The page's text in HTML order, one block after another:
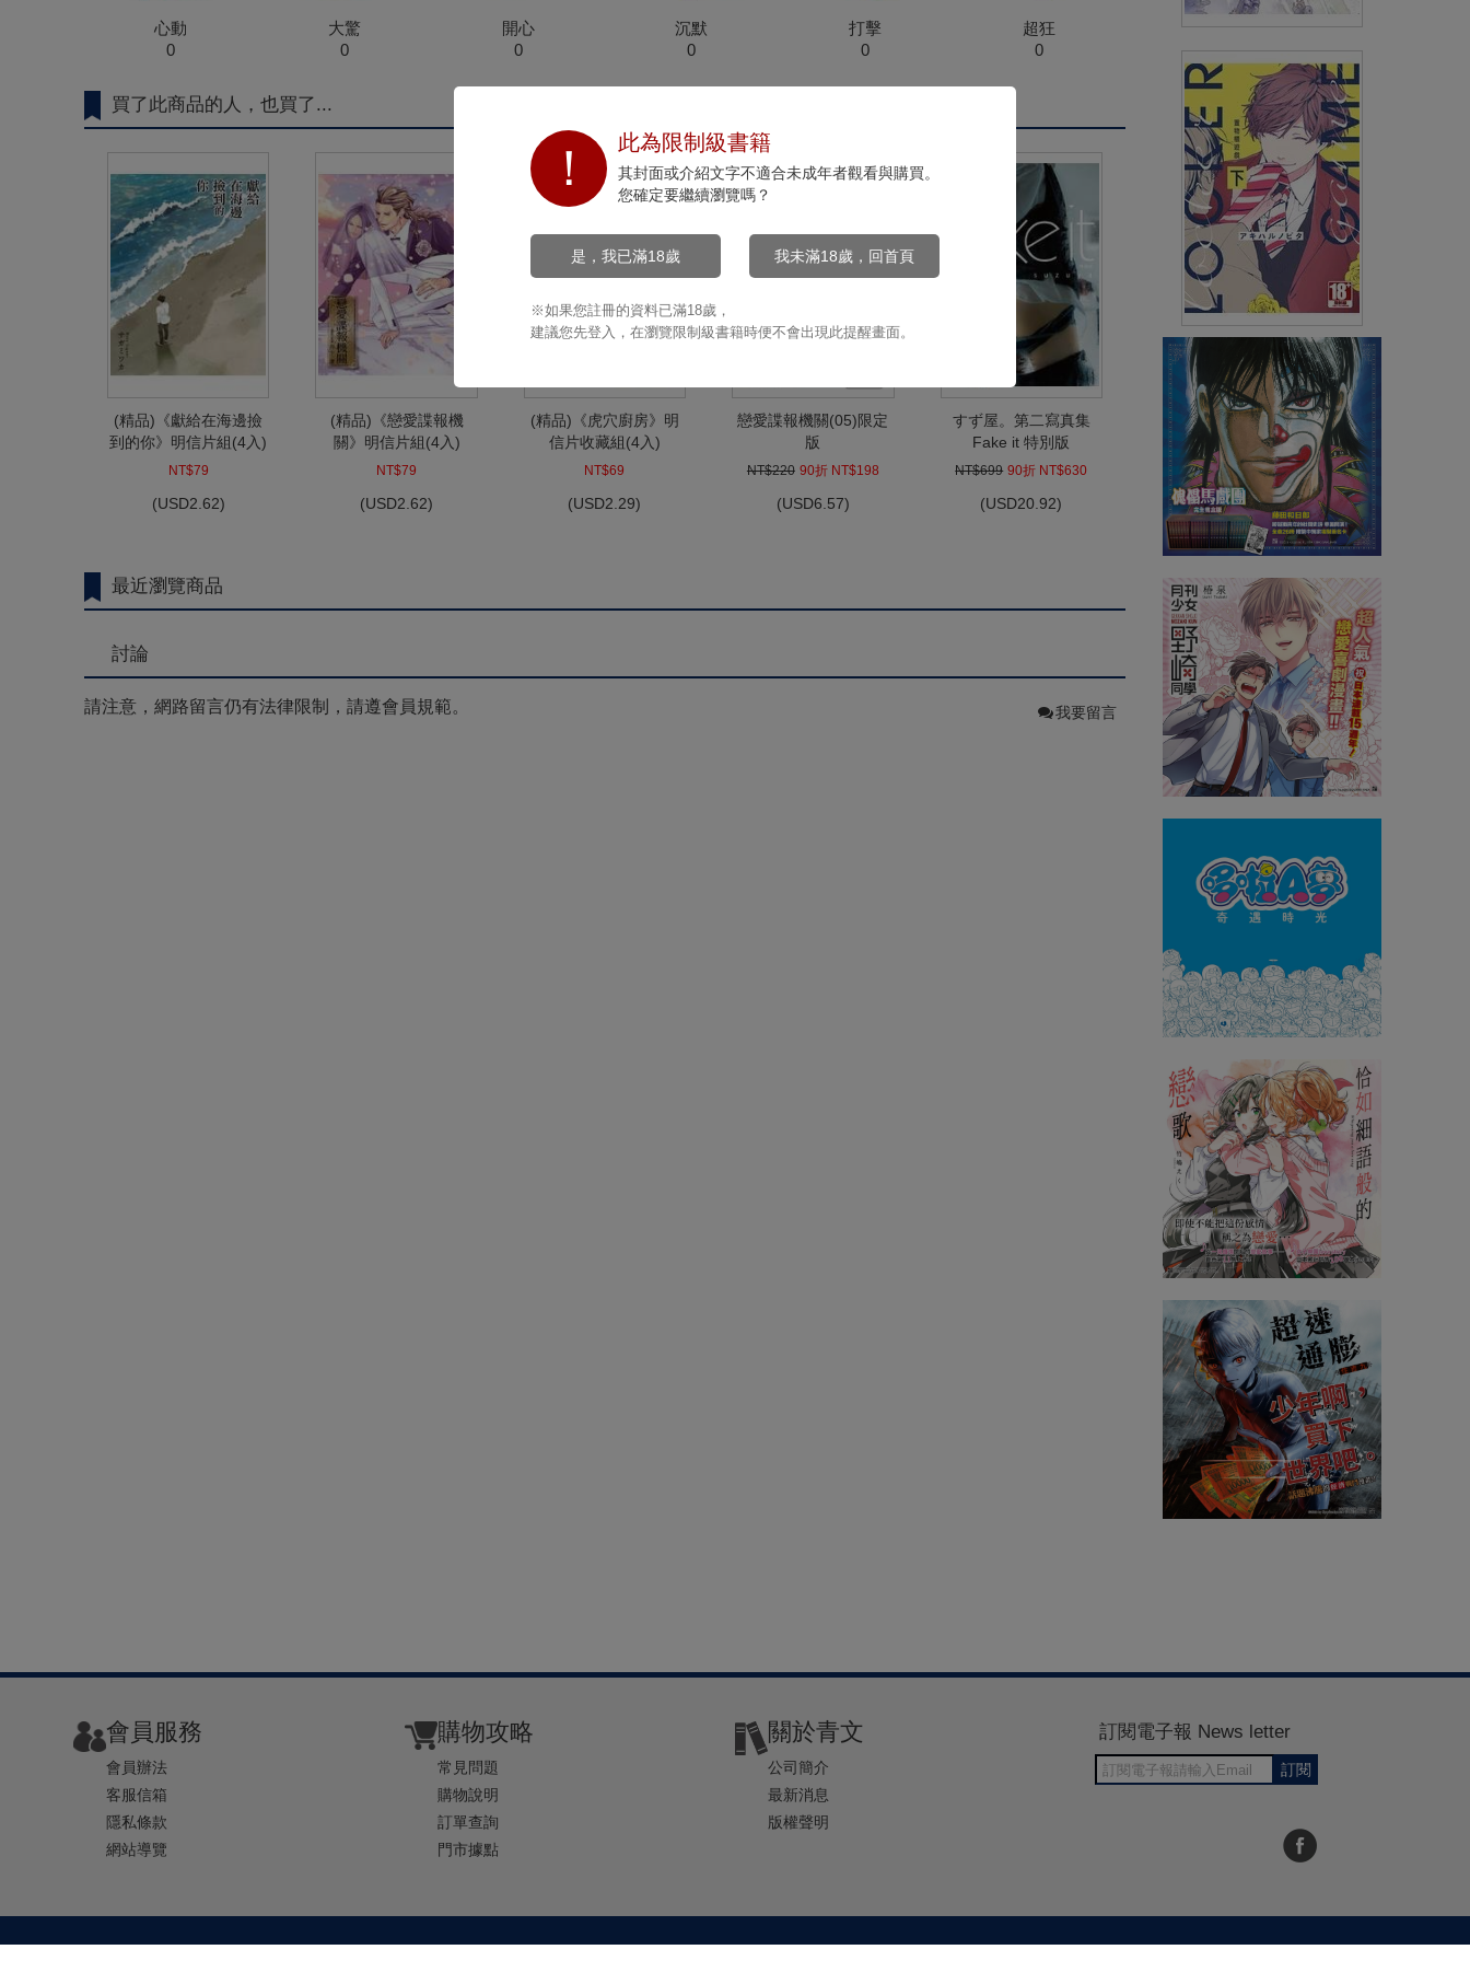
心動
0
大驚
0
開心
0
沉默
0
打擊
0
超狂
0
買了此商品的人，也買了...
(精品)《獻給在海邊撿
到的你》明信片組(4入)
NT$79
(USD2.62)
(精品)《戀愛諜報機
關》明信片組(4入)
NT$79
(USD2.62)
(精品)《虎穴廚房》明
信片收藏組(4入)
NT$69
(USD2.29)
戀愛諜報機關(05)限定
版
NT$220 90折 NT$198
(USD6.57)
すず屋。第二寫真集
Fake it 特別版
NT$699 90折 NT$630
(USD20.92)
最近瀏覽商品
討論
請注意，網路留言仍有法律限制，請遵會員規範。 我要留言
來自深淵(11)
NT$200 90折 NT$180 (USD5.98)
置物櫃遊戲(下)
NT$140 90折 NT$126 (USD4.18)
此為限制級書籍
其封面或介紹文字不適合未成年者觀看與購買。
您確定要繼續瀏覽嗎？
是，我已滿18歲 我未滿18歲，回首頁
※如果您註冊的資料已滿18歲，
建議您先登入，在瀏覽限制級書籍時便不會出現此提醒畫面。
會員服務
會員辦法
客服信箱
隱私條款
網站導覽
購物攻略
常見問題
購物說明
訂單查詢
門市據點
關於青文
公司簡介
最新消息
版權聲明
訂閱電子報 News letter
訂閱